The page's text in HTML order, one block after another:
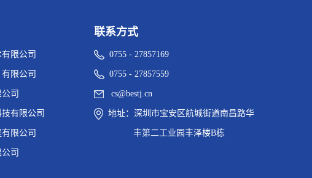
限公司
限公司
司
有限公司
限公司
司
联系方式
0755 - 27857169
0755 - 27857559
cs@bestj.cn
地址：深圳市宝安区航城街道南昌路华
丰第二工业园丰泽楼B栋